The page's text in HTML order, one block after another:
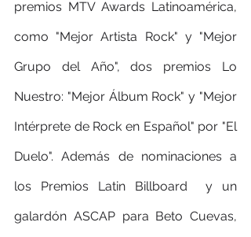
premios MTV Awards Latinoamérica,
como "Mejor Artista Rock" y "Mejor
Grupo del Año", dos premios Lo
Nuestro: "Mejor Álbum Rock" y "Mejor
Intérprete de Rock en Español" por "El
Duelo". Además de nominaciones a
los Premios Latin Billboard  y un
galardón ASCAP para Beto Cuevas,